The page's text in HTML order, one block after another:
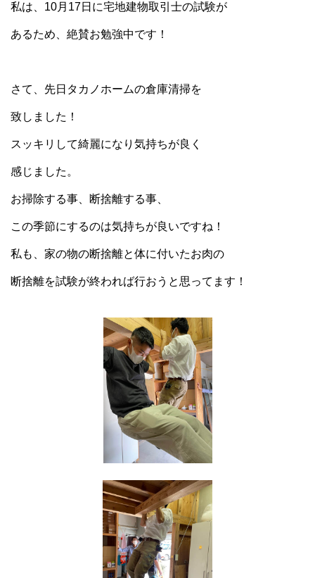
私は、10月17日に宅地建物取引士の試験が
あるため、絶賛お勉強中です！
さて、先日タカノホームの倉庫清掃を
致しました！
スッキリして綺麗になり気持ちが良く
感じました。
お掃除する事、断捨離する事、
この季節にするのは気持ちが良いですね！
私も、家の物の断捨離と体に付いたお肉の
断捨離を試験が終われば行おうと思ってます！